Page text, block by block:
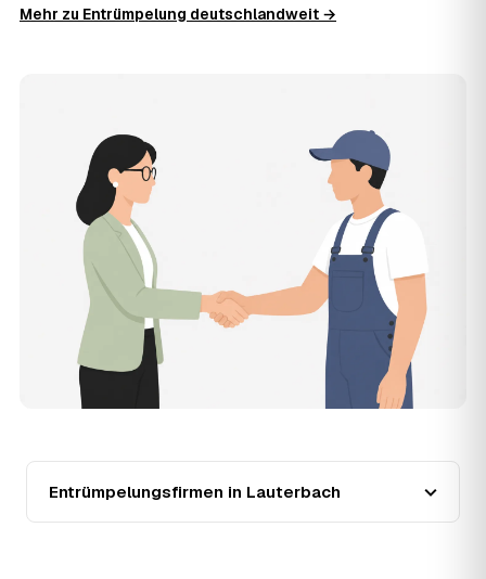
besenreiner Übergabe. Es gibt keine versteckten
Zentrum ist Vermittler: Sie schildern einmal, was raus
muss, und erhalten mehrere Festpreis-Angebote geprüfter
Entrümpler aus Lauterbach zum Vergleichen. Bezahlt wird
nur der Entrümpler, den Sie selbst auswählen.
Was kostet die Entrümpelung einer normalen
Wohnung in Lauterbach?
Für eine durchschnittliche Wohnung mit rund 65 m² liegen
die Kosten in Lauterbach bei etwa 1.840 €, das
entspricht im Schnitt rund 30,4 € je Quadratmeter.
Zugänglichkeit (Etage, Aufzug), Menge und Sperrmüllanteil
verschieben den Preis nach oben oder unten — den
genauen Festpreis nennt Ihnen der Entrümpler nach
kurzer Beschreibung.
Seit 2021 verlief die Preisentwicklung in Lauterbach
fallend (−28 %), mit dem bisherigen Höchststand im Jahr
2021. Eine Prognose lässt sich daraus nicht ableiten,
Mehr zu Entrümpelung deutschlandweit →
Entrümpelungsfirmen in Lauterbach